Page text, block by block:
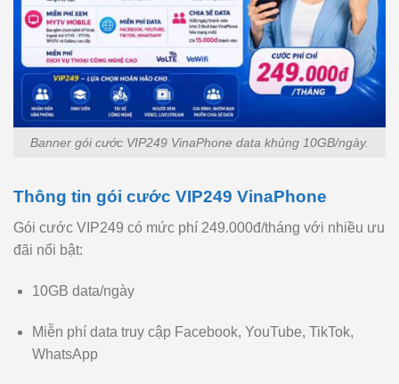
Banner gói cước VIP249 VinaPhone data khủng 10GB/ngày.
Thông tin gói cước VIP249 VinaPhone
Gói cước VIP249 có mức phí 249.000đ/tháng với nhiều ưu
đãi nổi bật:
10GB data/ngày
Miễn phí data truy cập Facebook, YouTube, TikTok,
WhatsApp